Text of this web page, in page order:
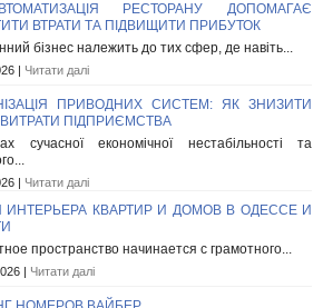
РЕСТОРАНУ ДОПОМАГАЄ
ВТРАТИ ТА ПІДВИЩИТИ ПРИБУТОК
бізнес належить до тих сфер, де навіть...
| Читати далі
ПРИВОДНИХ СИСТЕМ: ЯК ЗНИЗИТИ
ПІДПРИЄМСТВА
сучасної економічної нестабільності та
| Читати далі
ИНТЕРЬЕРА КВАРТИР И ДОМОВ В ОДЕССЕ И
пространство начинается с грамотного...
| Читати далі